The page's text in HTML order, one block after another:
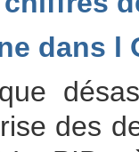
dans l
des